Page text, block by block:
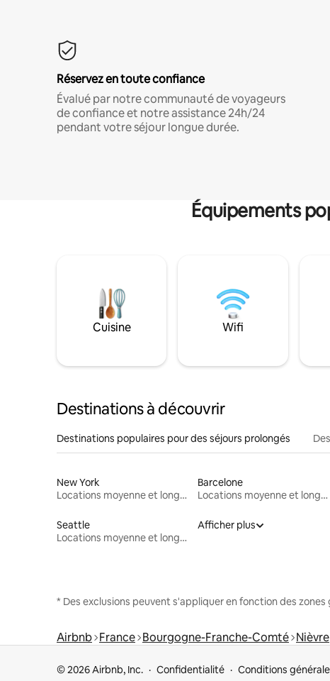
Réservez en toute confiance
Évalué par notre communauté de voyageurs
de confiance et notre assistance 24h/24
pendant votre séjour longue durée.
Équipements
Cuisine Wifi
Destinations à découvrir
Destinations populaires pour des séjours prolongés
New York
Locations moyenne et longue durée
Barcelone
Locations moyenne et longue durée
Seattle
Locations moyenne et longue durée
Afficher plus
* Des exclusions peuvent s'appliquer en fonction des
Airbnb France Bourgogne-Franche-Comté Nièvre
© 2026 Airbnb, Inc. Confidentialité Conditions